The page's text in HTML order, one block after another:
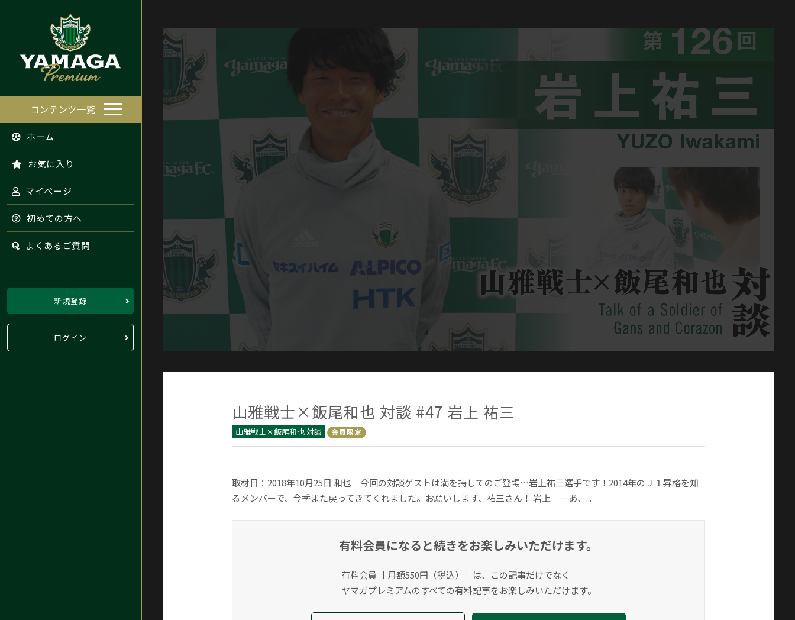
コンテンツ一覧
ホーム
お気に入り
マイページ
初めての方へ
よくあるご質問
新規登録
ログイン
山雅戦士×飯尾和也 対談 #47 岩上 祐三
山雅戦士×飯尾和也 対談 会員限定
取材日：2018年10月25日 和也 今回の対談ゲストは満を持してのご登場…岩上祐三選手です！2014年のＪ１昇格を知
るメンバーで、今季また戻ってきてくれました。お願いします、祐三さん！ 岩上 …あ、...
有料会員になると続きをお楽しみいただけます。
有料会員［ 月額550円（税込）］は、この記事だけでなく
ヤマガプレミアムのすべての有料記事をお楽しみいただけます。